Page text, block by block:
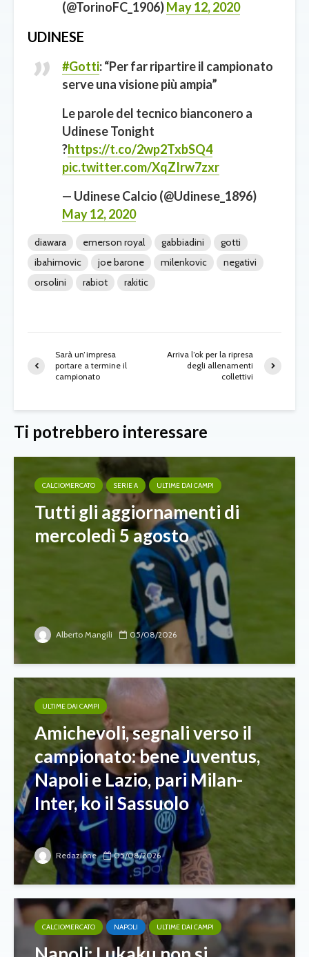
(@TorinoFC_1906)May 12, 2020
UDINESE
#Gotti: “Per far ripartire il campionato
serve una visione più ampia”
Le parole del tecnico bianconero a
Udinese Tonight
?https://t.co/2wp2TxbSQ4
pic.twitter.com/XqZIrw7zxr
— Udinese Calcio (@Udinese_1896)
May 12, 2020
diawara emerson royal gabbiadini
gotti
ibahimovic
joe barone milenkovic
negativi
orsolini
rabiot rakitic
Sarà un’impresa
portare a termine il
campionato
Arriva l’ok per la ripresa
degli allenamenti
collettivi
Ti potrebbero interessare
CALCIOMERCATO SERIE A ULTIME DAI CAMPI
Tutti gli aggiornamenti di
mercoledì 5 agosto
Alberto Mangili 05/08/2026
ULTIME DAI CAMPI
Amichevoli, segnali verso il
campionato: bene Juventus,
Napoli e Lazio, pari Milan-
Inter, ko il Sassuolo
Redazione 05/08/2026
CALCIOMERCATO NAPOLI ULTIME DAI CAMPI